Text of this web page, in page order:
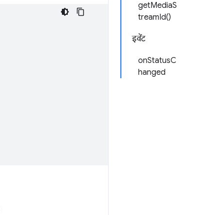
getMediaS
treamId()
इवेंट
onStatusC
hanged